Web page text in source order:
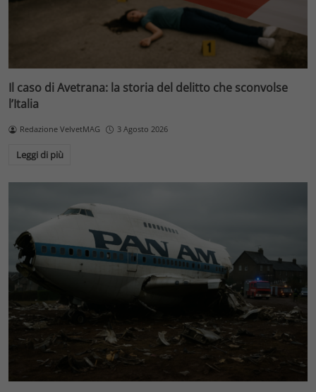
Il caso di Avetrana: la storia del delitto che sconvolse
l’Italia
Redazione VelvetMAG 3 Agosto 2026
Leggi di più